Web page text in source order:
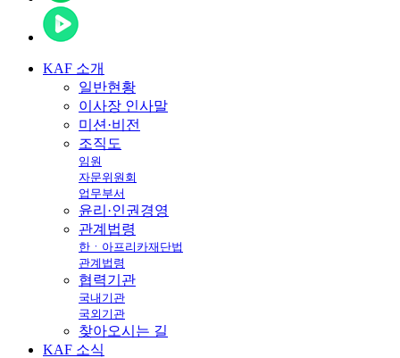
KAF 소개
일반현황
이사장 인사말
미션·비전
조직도
임원
자문위원회
업무부서
윤리·인권경영
관계법령
한ㆍ아프리카재단법
관계법령
협력기관
국내기관
국외기관
찾아오시는 길
KAF 소식